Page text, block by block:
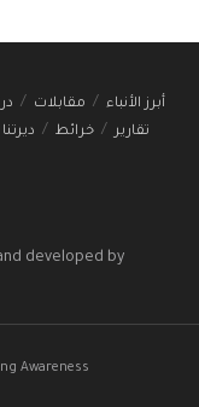
أبرز الأنباء مقابلات
تقارير
خرائط ديرتنا
developed by
Awareness